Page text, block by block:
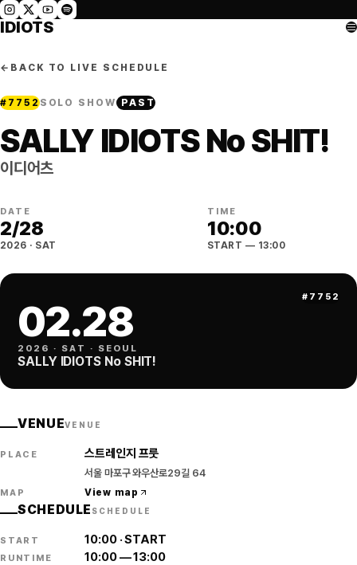
IDIOTS
← BACK TO LIVE SCHEDULE
# 7752SOLO SHOW PAST
SALLY IDIOTS No SHIT!
이디어츠
DATE
2/28
2026 · SAT
TIME
10:00
START — 13:00
# 7752
02.28
2026 · SAT · SEOUL
SALLY IDIOTS No SHIT!
VENUEVENUE
PLACE 스트레인지 프룻
서울 마포구 와우산로29길 64
MAP View map
SCHEDULE SCHEDULE
START 10:00·START
RUNTIME 10:00—13:00